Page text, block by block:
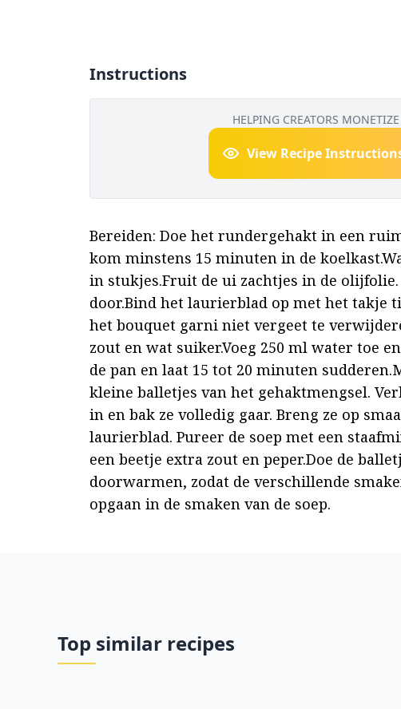
Instructions
HELPING CREATORS MONETIZE
View Recipe
Bereiden: Doe het rundergehakt in een
kom minstens 15 minuten in de
in stukjes.Fruit de ui zachtjes in de
door.Bind het laurierblad op met het takje
het bouquet garni niet vergeet te
zout en wat suiker.Voeg 250 ml water toe
de pan en laat 15 tot 20 minuten
kleine balletjes van het gehaktmengsel.
in en bak ze volledig gaar. Breng ze op
laurierblad. Pureer de soep met een
een beetje extra zout en peper.Doe de
doorwarmen, zodat de verschillende
opgaan in de smaken van de soep.
Top similar recipes